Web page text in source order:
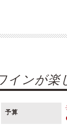
インが楽
予算